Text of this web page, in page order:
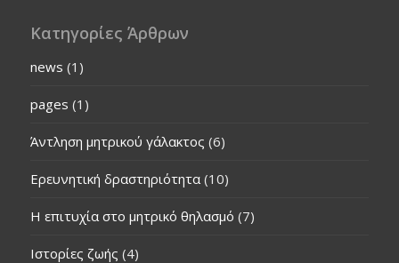
Κατηγορίες Άρθρων
news (1)
pages (1)
Άντληση μητρικού γάλακτος (6)
Ερευνητική δραστηριότητα(10)
Η επιτυχία στο μητρικό θηλασμό (7)
Ιστορίες ζωής (4)